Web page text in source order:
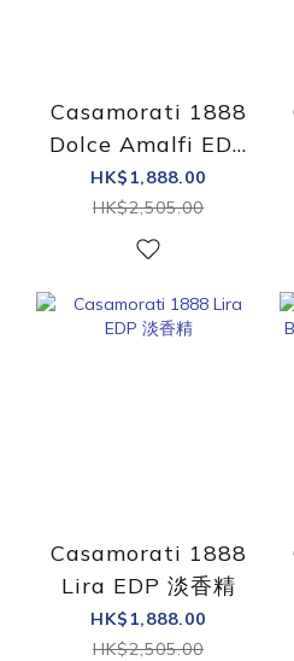
Casamorati 1888
Dolce Amalfi EDP
淡香精
HK$1,888.00
HK$2,505.00
Casamorati 1888
Lira EDP 淡香精
HK$1,888.00
HK$2,505.00